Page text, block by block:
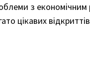
з
цікавих